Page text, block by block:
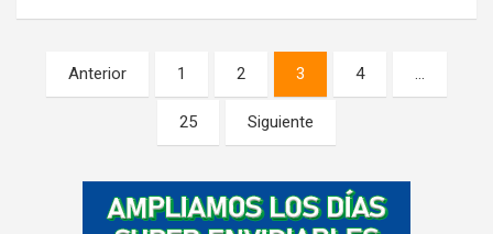
Paginación
de
Anterior 1 2 3 4 …
25 Siguiente